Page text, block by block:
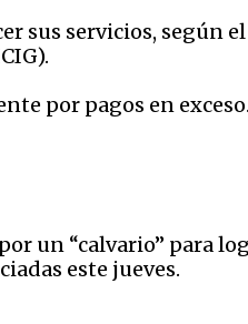
sus servicios,
por pagos en
un “calvario” para
este jueves.